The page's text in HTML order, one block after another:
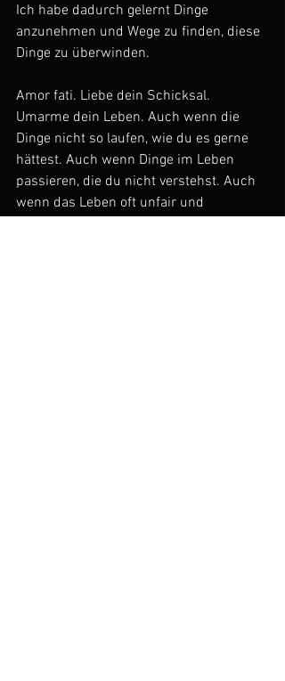
Ich habe dadurch gelernt Dinge
anzunehmen und Wege zu finden, diese
Dinge zu überwinden.
Amor fati. Liebe dein Schicksal.
Umarme dein Leben. Auch wenn die
Dinge nicht so laufen, wie du es gerne
hättest. Auch wenn Dinge im Leben
passieren, die du nicht verstehst. Auch
wenn das Leben oft unfair und